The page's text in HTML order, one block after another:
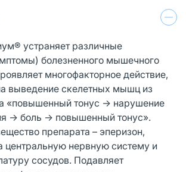
устраняет различные
болезненного мышечного
многофакторное действие,
выведение скелетных мышц из
«повышенный тонус → нарушение
→ боль → повышенный тонус».
препарата – эперизон,
центральную нервную систему и
сосудов. Подавляет